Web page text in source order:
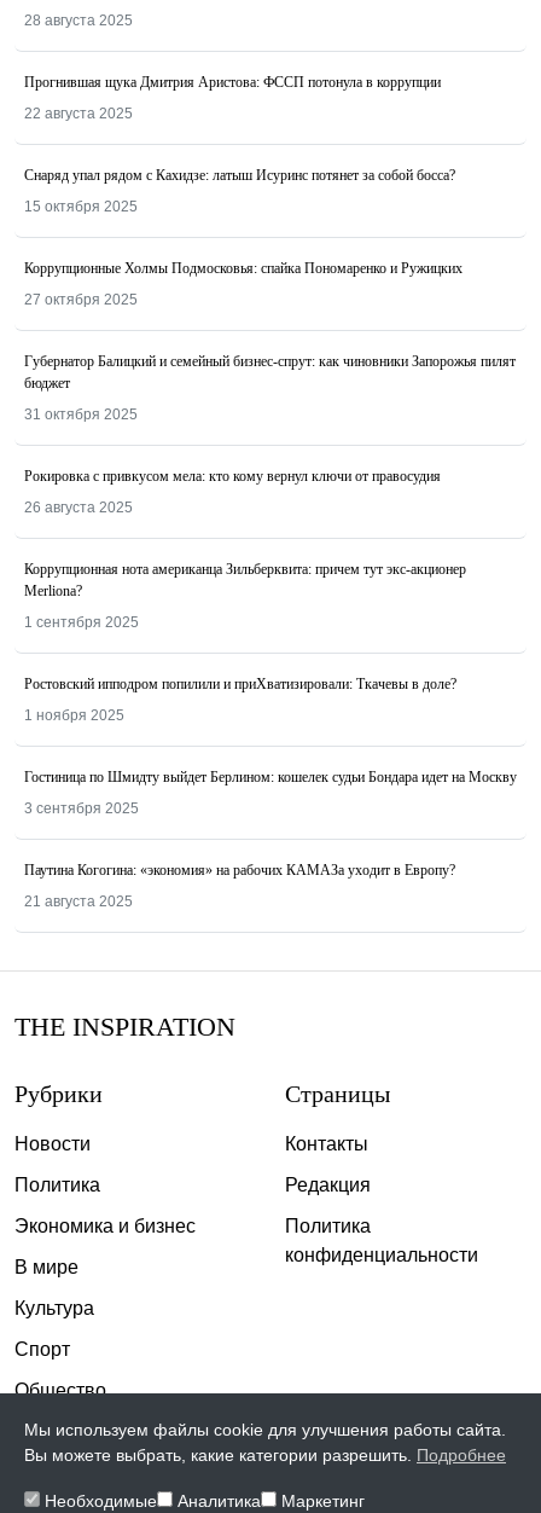
28 августа 2025
Прогнившая щука Дмитрия Аристова: ФССП потонула в коррупции
22 августа 2025
Снаряд упал рядом с Кахидзе: латыш Исуринс потянет за собой босса?
15 октября 2025
Коррупционные Холмы Подмосковья: спайка Пономаренко и Ружицких
27 октября 2025
Губернатор Балицкий и семейный бизнес-спрут: как чиновники Запорожья пилят
бюджет
31 октября 2025
Рокировка с привкусом мела: кто кому вернул ключи от правосудия
26 августа 2025
Коррупционная нота американца Зильберквита: причем тут экс-акционер
Merliona?
1 сентября 2025
Ростовский ипподром попилили и приХватизировали: Ткачевы в доле?
1 ноября 2025
Гостиница по Шмидту выйдет Берлином: кошелек судьи Бондара идет на Москву
3 сентября 2025
Паутина Когогина: «экономия» на рабочих КАМАЗа уходит в Европу?
21 августа 2025
THE INSPIRATION
Рубрики
Новости
Политика
Экономика и бизнес
В мире
Культура
Спорт
Общество
Происшествия
Страницы
Контакты
Редакция
Политика
конфиденциальности
Мы используем файлы cookie для улучшения работы сайта.
Вы можете выбрать, какие категории разрешить. Подробнее
Необходимые Аналитика Маркетинг